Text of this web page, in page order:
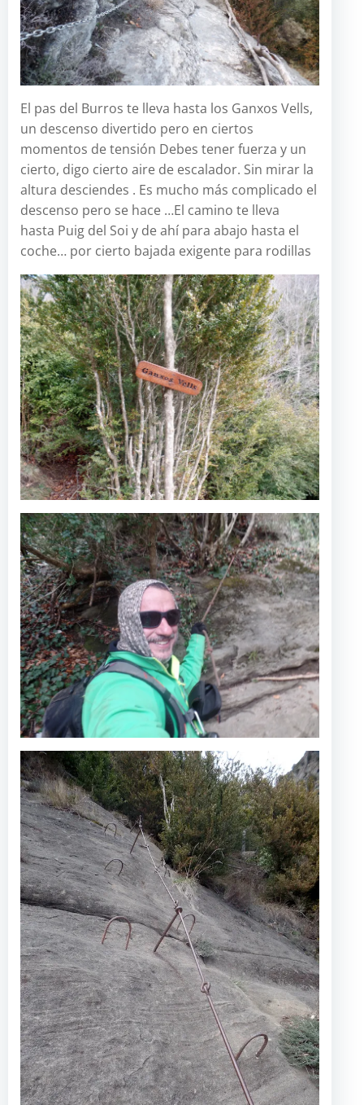
El pas del Burros te lleva hasta los Ganxos Vells,
un descenso divertido pero en ciertos
momentos de tensión Debes tener fuerza y un
cierto, digo cierto aire de escalador. Sin mirar la
altura desciendes . Es mucho más complicado el
descenso pero se hace …El camino te lleva
hasta Puig del Soi y de ahí para abajo hasta el
coche… por cierto bajada exigente para rodillas